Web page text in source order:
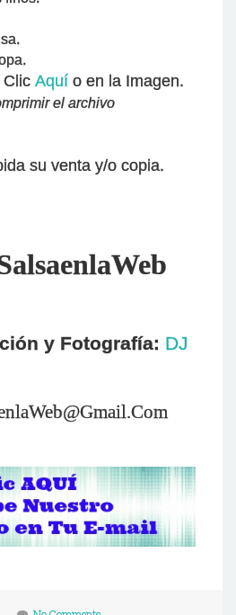
Clic Aquí o en la Imagen.
el archivo
su venta y/o copia.
y Fotografía: DJ